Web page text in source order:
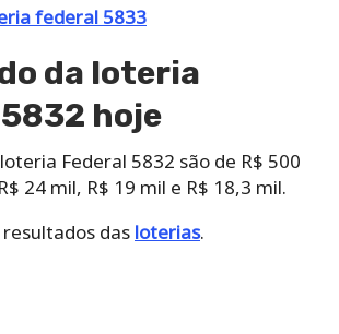
federal 5833
da loteria
hoje
Federal 5832 são de R$ 500
24 mil, R$ 19 mil e R$ 18,3 mil.
das loterias.